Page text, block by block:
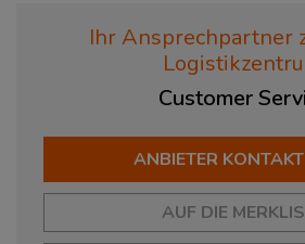
Ihr Ansprechpartner
Customer
ANBIETER
AUF DIE